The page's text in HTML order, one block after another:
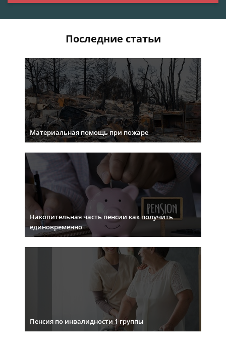
Последние статьи
Материальная помощь при пожаре
Накопительная часть пенсии как получить
единовременно
Пенсия по инвалидности 1 группы